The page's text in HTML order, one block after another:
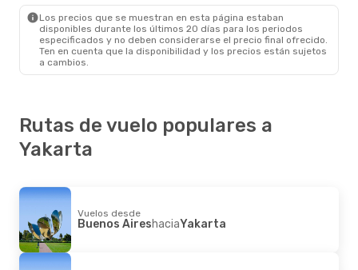
Los precios que se muestran en esta página estaban
disponibles durante los últimos 20 días para los periodos
especificados y no deben considerarse el precio final ofrecido.
Ten en cuenta que la disponibilidad y los precios están sujetos
a cambios.
Rutas de vuelo populares a
Yakarta
Vuelos desde
Buenos AireshaciaYakarta